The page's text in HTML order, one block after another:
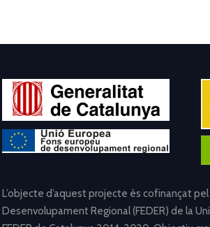
L’objecte d’aquest projecte és cofinançat
Desenvolupament Regional (FEDER) de la